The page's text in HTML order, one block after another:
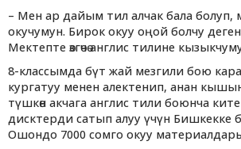
– Мен ар дайым тил алчак бала
окучумун. Бирок окуу оңой болчу
Мектепте өзгөчө англис тилине
8-классымда бүт жай мезгили бою
кургатуу менен алектенип, анан
түшкөн акчага англис тили боюнча
дисктерди сатып алуу үчүн Бишкекке
Ошондо 7000 сомго окуу